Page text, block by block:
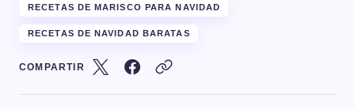
RECETAS DE MARISCO PARA NAVIDAD
RECETAS DE NAVIDAD BARATAS
COMPARTIR